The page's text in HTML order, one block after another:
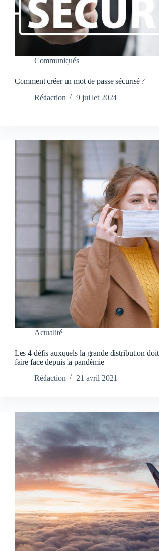
Communiqués
Comment créer un mot de passe sécurisé ?
Rédaction
9 juillet 2024
Actualité
Les 4 défis auxquels la grande distribution doit
faire face depuis la pandémie
Rédaction
21 avril 2021